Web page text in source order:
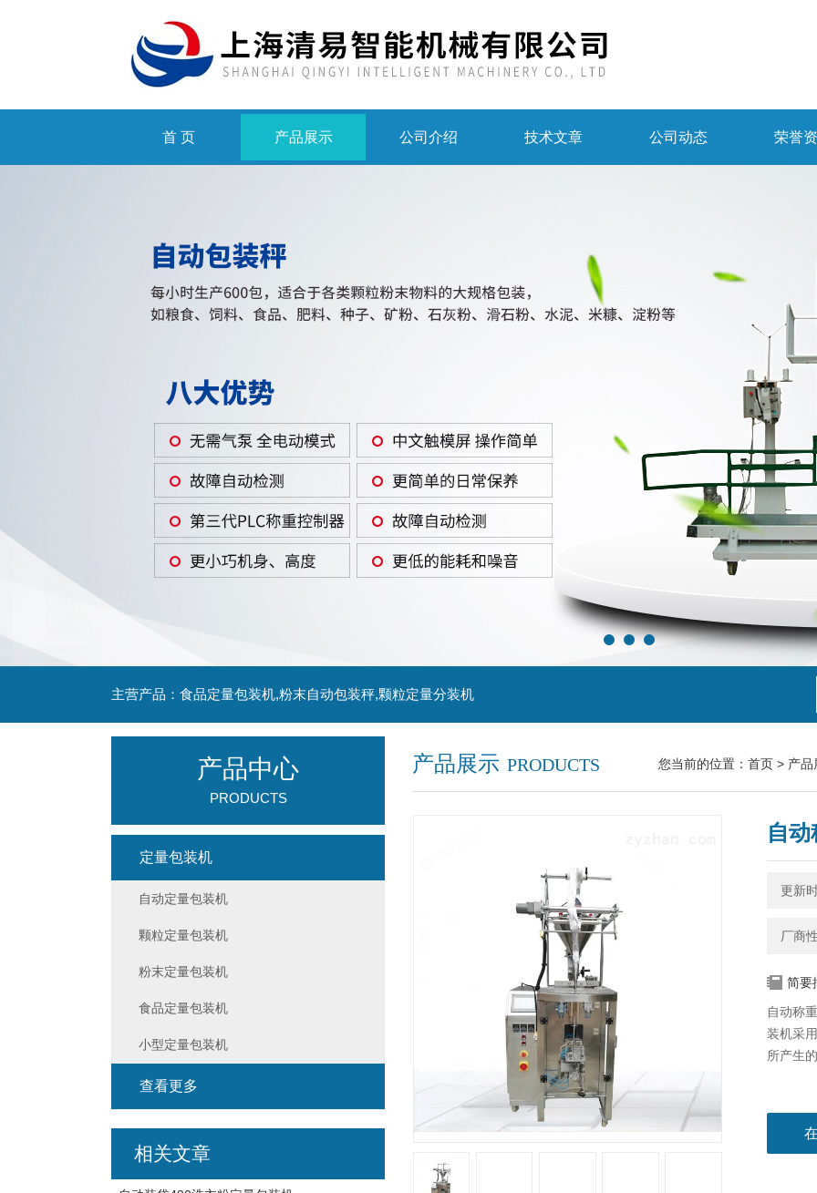
首 页 产品展示 公司介绍 技术文章 公司动态 荣誉
主营产品：食品定量包装机,粉末自动包装秤,颗粒定量分装机
产品展示 PRODUCTS 您当前的位置： 首页 > 产品
自
更新
厂商
简要
自动称
装机​采
所产生
产品中心
PRODUCTS
定量包装机
自动定量包装机
颗粒定量包装机
粉末定量包装机
食品定量包装机
小型定量包装机
查看更多
相关文章